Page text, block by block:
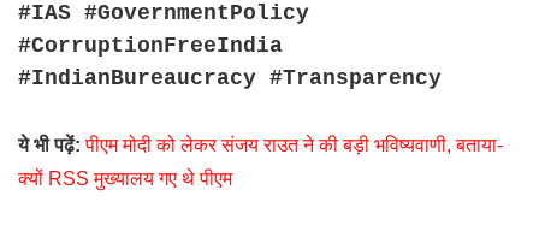
#IAS #GovernmentPolicy
#CorruptionFreeIndia
#IndianBureaucracy #Transparency
ये भी पढ़ें: पीएम मोदी को लेकर संजय राउत ने की बड़ी भविष्यवाणी, बताया-
क्यों RSS मुख्यालय गए थे पीएम